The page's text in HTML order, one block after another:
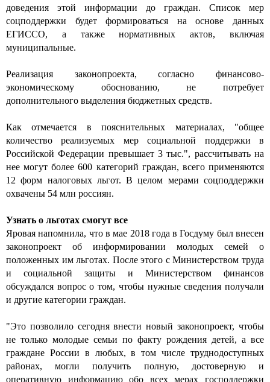
доведения этой информации до граждан. Список мер
соцподдержки будет формироваться на основе данных
ЕГИССО, а также нормативных актов, включая
муниципальные.
Реализация законопроекта, согласно финансово-
экономическому обоснованию, не потребует
дополнительного выделения бюджетных средств.
Как отмечается в пояснительных материалах, "общее
количество реализуемых мер социальной поддержки в
Российской Федерации превышает 3 тыс.", рассчитывать на
нее могут более 600 категорий граждан, всего применяются
12 форм налоговых льгот. В целом мерами соцподдержки
охвачены 54 млн россиян.
Узнать о льготах смогут все
Яровая напомнила, что в мае 2018 года в Госдуму был внесен
законопроект об информировании молодых семей о
положенных им льготах. После этого с Министерством труда
и социальной защиты и Министерством финансов
обсуждался вопрос о том, чтобы нужные сведения получали
и другие категории граждан.
"Это позволило сегодня внести новый законопроект, чтобы
не только молодые семьи по факту рождения детей, а все
граждане России в любых, в том числе труднодоступных
районах, могли получить полную, достоверную и
оперативную информацию обо всех мерах господдержки